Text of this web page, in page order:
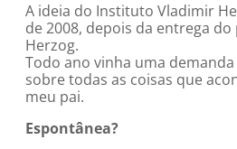
A ideia do Instituto Vladimir
de 2008, depois da entrega
Herzog.
Todo ano vinha uma
sobre todas as coisas que
meu pai.
Espontânea?